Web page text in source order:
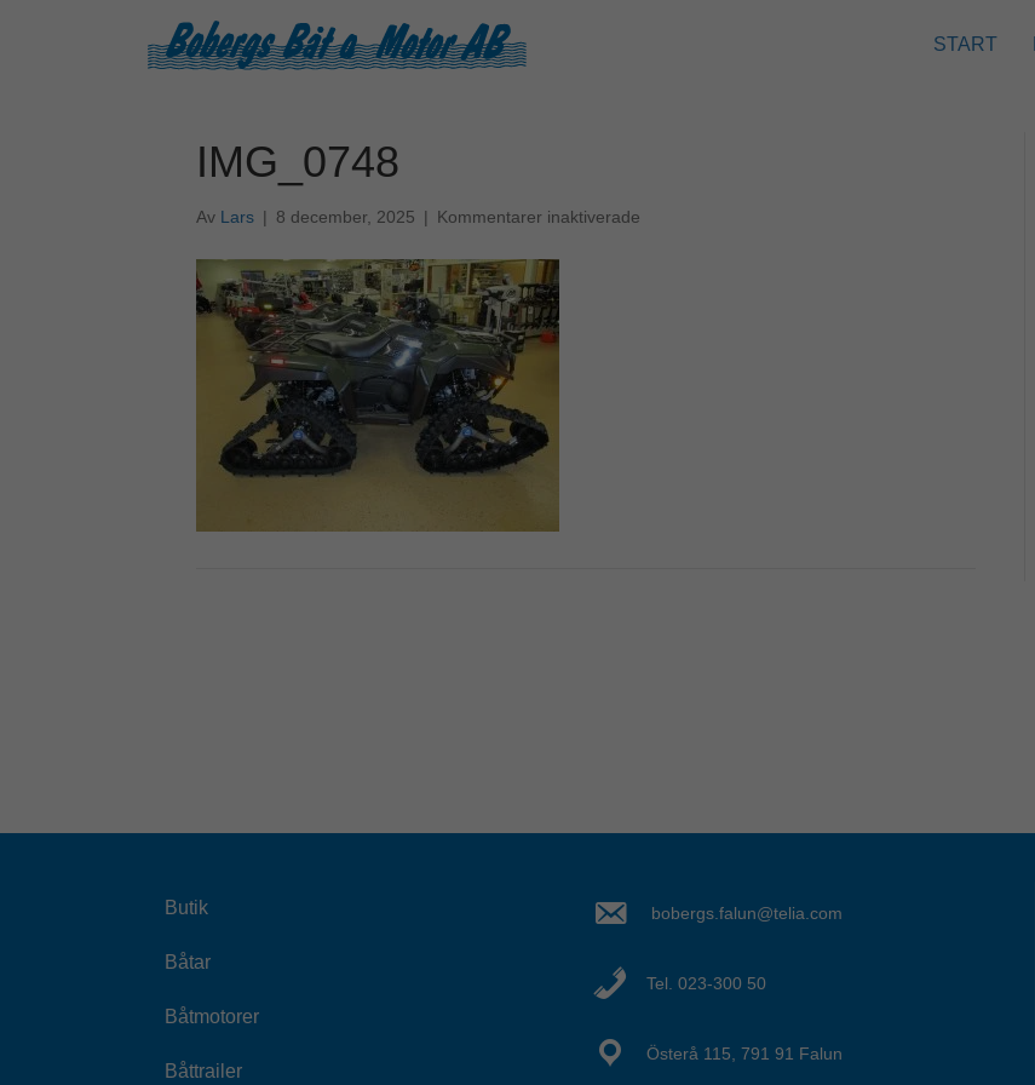
START
IMG_0748
Av Lars | 8 december, 2025 | Kommentarer inaktiverade
Butik
Båtar
Båtmotorer
Båttrailer
bobergs.falun@telia.com
Tel. 023-300 50
Österå 115, 791 91 Falun